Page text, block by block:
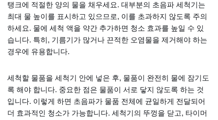
탱크에 적절한 양의 물을 채우세요. 대부분의 초음파 세척기는
최대 물 높이를 표시하고 있으므로, 이를 초과하지 않도록 주의
하세요. 물에 세척 액을 약간 추가하면 청소 효과를 높일 수 있
습니다. 특히, 기름기가 많거나 끈적한 오염물을 제거해야 하는
경우에 유용합니다.
세척할 물품을 세척기 안에 넣은 후, 물품이 완전히 물에 잠기도
록 해야 합니다. 중요한 점은 물품이 서로 닿지 않도록 하는 것
입니다. 이렇게 하면 초음파가 물품 전체에 균일하게 전달되어
더 효과적인 청소가 가능합니다. 세척기의 뚜껑을 닫고, 타이머